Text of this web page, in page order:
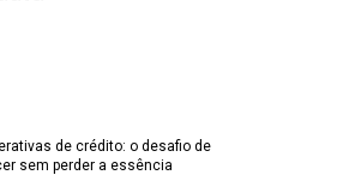
de crédito: o desafio de
sem perder a essência